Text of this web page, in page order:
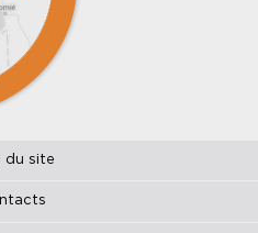
du site